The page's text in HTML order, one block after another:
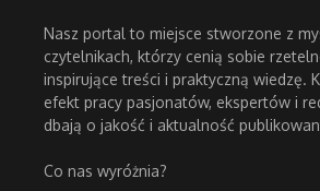
Nasz portal to miejsce stworzone z
czytelnikach, którzy cenią sobie
inspirujące treści i praktyczną wiedzę.
efekt pracy pasjonatów, ekspertów i
dbają o jakość i aktualność
Co nas wyróżnia?